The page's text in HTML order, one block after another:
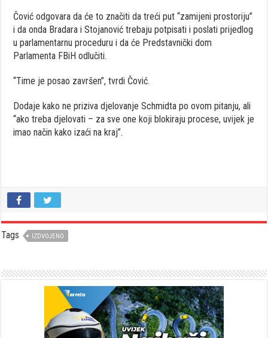
Čović odgovara da će to značiti da treći put “zamijeni prostoriju”
i da onda Bradara i Stojanović trebaju potpisati i poslati prijedlog
u parlamentarnu proceduru i da će Predstavnički dom
Parlamenta FBiH odlučiti.
“Time je posao završen”, tvrdi Čović.
Dodaje kako ne priziva djelovanje Schmidta po ovom pitanju, ali
“ako treba djelovati – za sve one koji blokiraju procese, uvijek je
imao način kako izaći na kraj”.
Tags IZDVOJENO